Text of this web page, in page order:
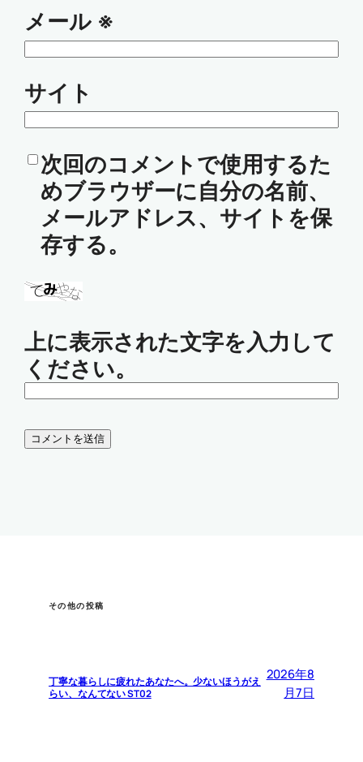
メール ※
サイト
次回のコメントで使用するた
めブラウザーに自分の名前、
メールアドレス、サイトを保
存する。
上に表示された文字を入力して
ください。
その他の投稿
丁寧な暮らしに疲れたあなたへ。少ないほうがえ
らい、なんてない ST02
2026年8
月7日